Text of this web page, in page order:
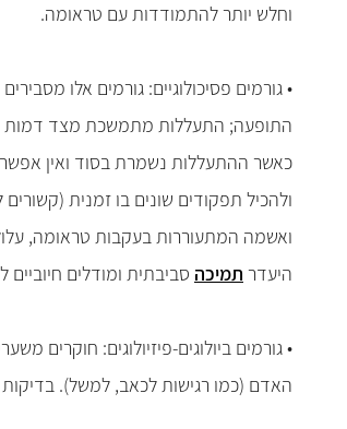
וחלש יותר להתמודדות עם טראומה.
• גורמים פסיכולוגיים: גורמים אלו
התופעה; התעללות מתמשכת מצד דמות
כאשר ההתעללות נשמרת בסוד ואין
ולהכיל תפקודים שונים בו זמנית
ואשמה המתעוררות בעקבות טראומה,
היעדר תמיכה סביבתית ומודלים
• גורמים ביולוגים-פיזיולוגים: חוקרים
האדם (כמו רגישות לכאב, למשל). בדיקות EEG מצביעות על אבנורמליות של תפקודי המוח באחוז גבוה של מקרים וישנה השערה שאפילפסיה קשורה לנטייה ללקות בהפרעה.